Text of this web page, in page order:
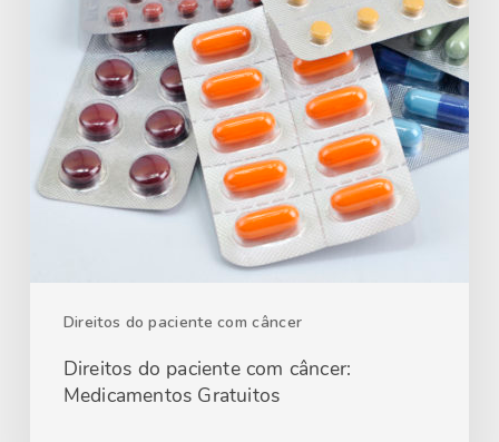
Direitos do paciente com câncer
Direitos do paciente com câncer:
Medicamentos Gratuitos